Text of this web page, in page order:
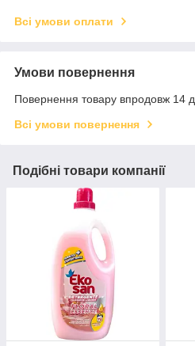
Всі умови оплати
Умови повернення
Повернення товару впродовж 14
Всі умови повернення
Подібні товари компанії